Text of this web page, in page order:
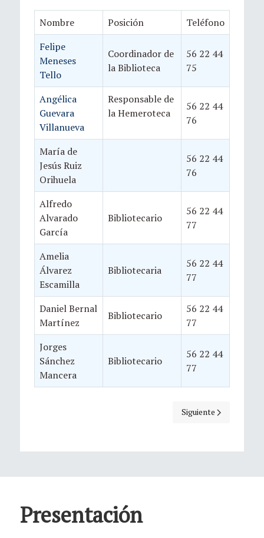
Nombre Posición
Teléfono
Felipe
Meneses
Tello
Coordinador de
la Biblioteca
56 22 44
75
Angélica
Guevara
Villanueva
Responsable de
la Hemeroteca
56 22 44
76
María de
Jesús Ruiz
Orihuela
56 22 44
76
Alfredo
Alvarado
García
Bibliotecario
56 22 44
77
Amelia
Álvarez
Escamilla
Bibliotecaria
56 22 44
77
Daniel Bernal
Martínez
Bibliotecario
56 22 44
77
Jorges
Sánchez
Mancera
Bibliotecario
56 22 44
77
Artículo siguiente:
Siguiente
Presentación